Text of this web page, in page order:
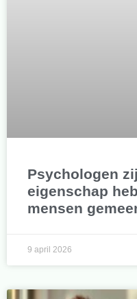
Psychologen
eigenschap
mensen
9 april 2026